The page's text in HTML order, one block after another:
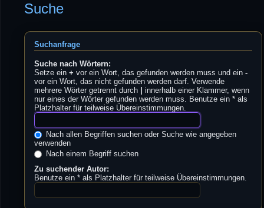
Suche
Suchanfrage
Suche nach Wörtern:
Setze ein+ vor ein Wort, das gefunden werden muss und ein-
vor ein Wort, das nicht gefunden werden darf. Verwende
mehrere Wörter getrennt durch
innerhalb einer Klammer, wenn
nur eines der Wörter gefunden werden muss. Benutze ein * als
Platzhalter für teilweise Übereinstimmungen.
Nach allen Begriffen suchen oder Suche wie angegeben
verwenden
Nach einem Begriff suchen
Zu suchender Autor:
Benutze ein * als Platzhalter für teilweise Übereinstimmungen.